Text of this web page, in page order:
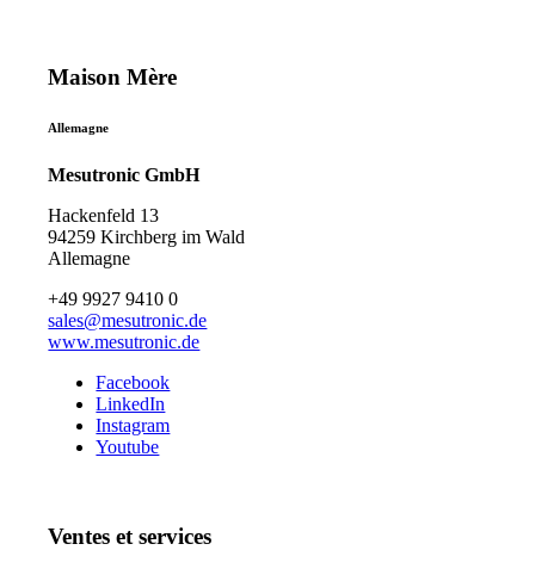
Maison Mère
Allemagne
Mesutronic GmbH
Hackenfeld 13
94259 Kirchberg im Wald
Allemagne
+49 9927 9410 0
sales@mesutronic.de
www.mesutronic.de
Facebook
LinkedIn
Instagram
Youtube
Ventes et services